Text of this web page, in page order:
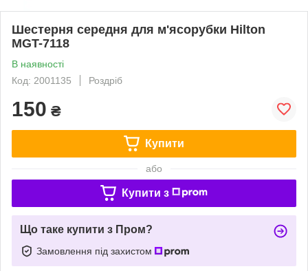
Шестерня середня для м'ясорубки Hilton
MGT-7118
В наявності
Код: 2001135
Роздріб
150 ₴
Купити
або
Купити з
Що таке купити з Пром?
Замовлення під захистом